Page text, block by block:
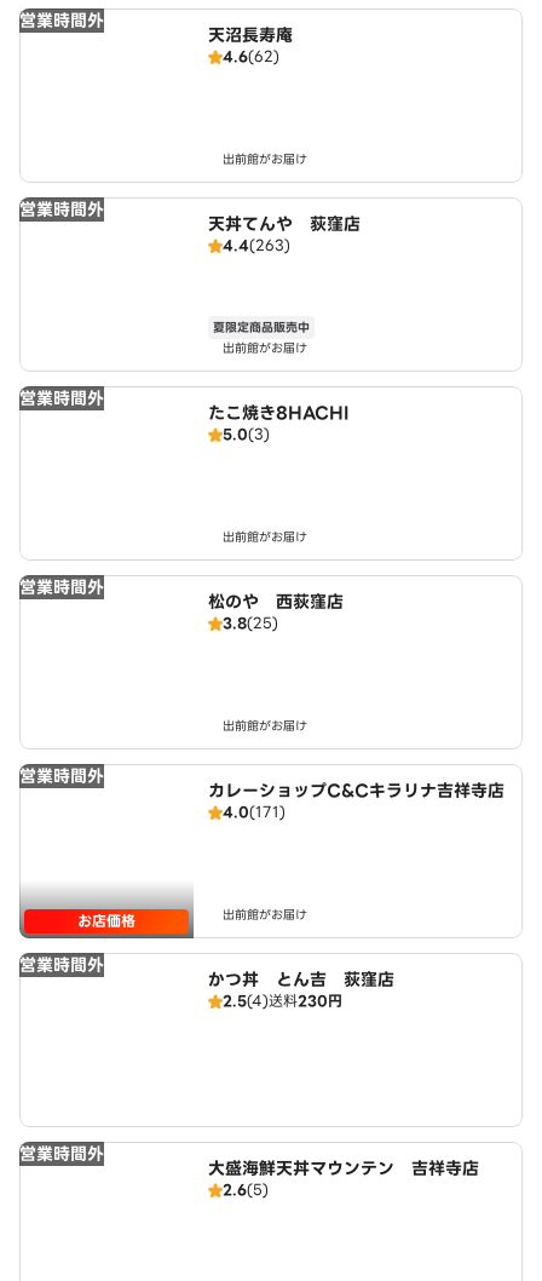
営業時間外
天沼長寿庵
4.6(62)
出前館がお届け
営業時間外
天丼てんや 荻窪店
4.4(263)
夏限定商品販売中
出前館がお届け
営業時間外
たこ焼き8HACHI
5.0(3)
出前館がお届け
営業時間外
松のや 西荻窪店
3.8(25)
出前館がお届け
営業時間外
お店価格
カレーショップC&Cキラリナ吉祥寺店
4.0(171)
出前館がお届け
営業時間外
かつ丼 とん吉 荻窪店
2.5(4)送料230円
営業時間外
大盛海鮮天丼マウンテン 吉祥寺店
2.6(5)